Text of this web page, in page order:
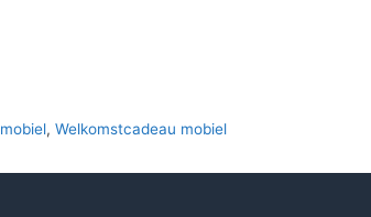
mobiel, Welkomstcadeau mobiel